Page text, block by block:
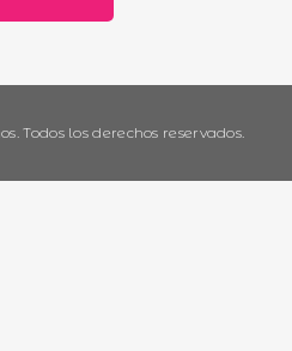
Todos los derechos reservados.